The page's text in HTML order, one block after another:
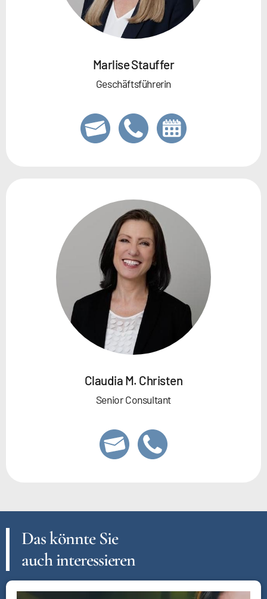
Marlise Stauffer
Geschäftsführerin
Claudia M. Christen
Senior Consultant
Das könnte Sie
auch interessieren